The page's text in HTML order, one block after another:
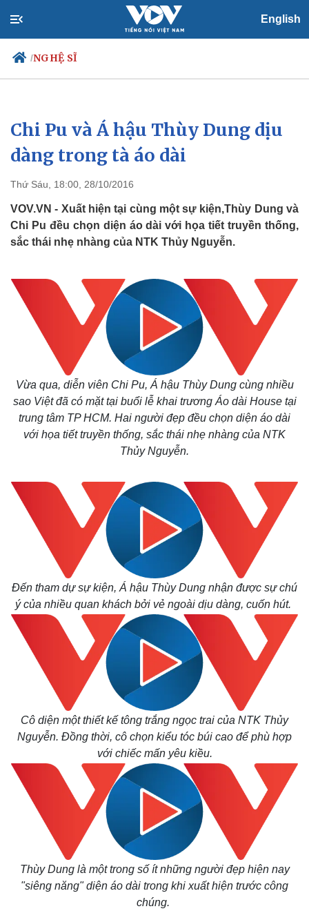
English
/NGHỆ SĨ
Chính trị
Đảng
Tổ chức nhân sự
Nhận diện sự thật
Xã hội
Tin 24h
Dự báo thời tiết
Việc làm
Biển đảo
Quan sát
Cuộc sống đó đây
Multimedia
Video
Ảnh
E-Magazine
Chi Pu và Á hậu Thùy Dung dịu
dàng trong tà áo dài
Thứ Sáu, 18:00, 28/10/2016
VOV.VN - Xuất hiện tại cùng một sự kiện,Thùy Dung và
Chi Pu đều chọn diện áo dài với họa tiết truyền thống,
sắc thái nhẹ nhàng của NTK Thủy Nguyễn.
Vừa qua, diễn viên Chi Pu, Á hậu Thùy Dung cùng nhiều
sao Việt đã có mặt tại buổi lễ khai trương Áo dài House tại
trung tâm TP HCM. Hai người đẹp đều chọn diện áo dài
với họa tiết truyền thống, sắc thái nhẹ nhàng của NTK
Thủy Nguyễn.
Đến tham dự sự kiện, Á hậu Thùy Dung nhận được sự chú
ý của nhiều quan khách bởi vẻ ngoài dịu dàng, cuốn hút.
Cô diện một thiết kế tông trắng ngọc trai của NTK Thủy
Nguyễn. Đồng thời, cô chọn kiểu tóc búi cao để phù hợp
với chiếc mấn yêu kiều.
Thùy Dung là một trong số ít những người đẹp hiện nay
"siêng năng" diện áo dài trong khi xuất hiện trước công
chúng.